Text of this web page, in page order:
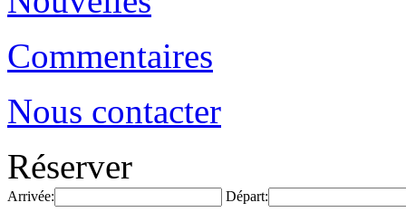
Commentaires
Nous contacter
Réserver
Arrivée: Départ: